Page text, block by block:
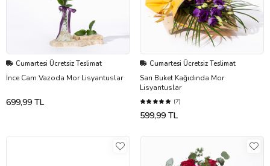
Cumartesi Ücretsiz Teslimat
İnce Cam Vazoda Mor Lisyantuslar
699,99 TL
Cumartesi Ücretsiz Teslimat
Sarı Buket Kağıdında Mor
Lisyantuslar
(7)
599,99 TL